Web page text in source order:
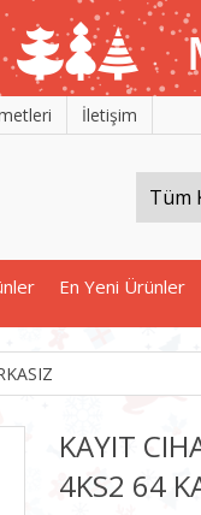
İletişim
En Yeni Ürünler
KAYIT
4KS2 64